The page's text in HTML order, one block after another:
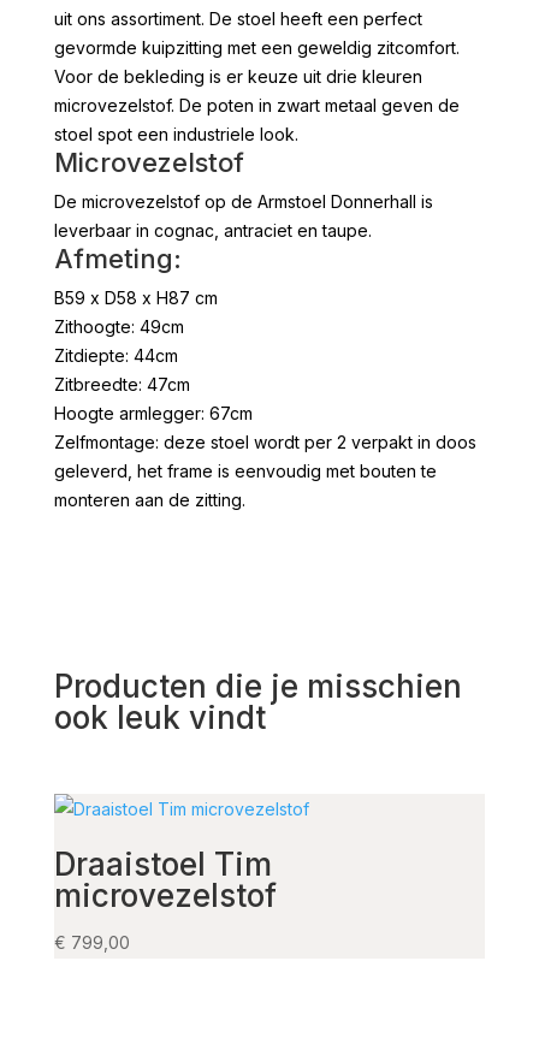
uit ons assortiment. De stoel heeft een perfect
gevormde kuipzitting met een geweldig zitcomfort.
Voor de bekleding is er keuze uit drie kleuren
microvezelstof. De poten in zwart metaal geven de
stoel spot een industriele look.
Microvezelstof
De microvezelstof op de Armstoel Donnerhall is
leverbaar in cognac, antraciet en taupe.
Afmeting:
B59 x D58 x H87 cm
Zithoogte: 49cm
Zitdiepte: 44cm
Zitbreedte: 47cm
Hoogte armlegger: 67cm
Zelfmontage: deze stoel wordt per 2 verpakt in doos
geleverd, het frame is eenvoudig met bouten te
monteren aan de zitting.
Producten die je misschien
ook leuk vindt
Draaistoel Tim
microvezelstof
€ 799,00